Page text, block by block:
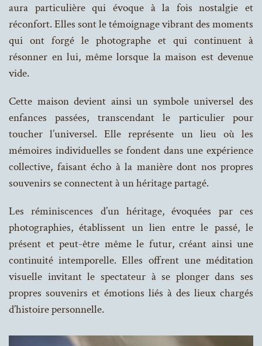
aura particulière qui évoque à la fois nostalgie et
réconfort. Elles sont le témoignage vibrant des moments
qui ont forgé le photographe et qui continuent à
résonner en lui, même lorsque la maison est devenue
vide.
Cette maison devient ainsi un symbole universel des
enfances passées, transcendant le particulier pour
toucher l’universel. Elle représente un lieu où les
mémoires individuelles se fondent dans une expérience
collective, faisant écho à la manière dont nos propres
souvenirs se connectent à un héritage partagé.
Les réminiscences d’un héritage, évoquées par ces
photographies, établissent un lien entre le passé, le
présent et peut-être même le futur, créant ainsi une
continuité intemporelle. Elles offrent une méditation
visuelle invitant le spectateur à se plonger dans ses
propres souvenirs et émotions liés à des lieux chargés
d’histoire personnelle.